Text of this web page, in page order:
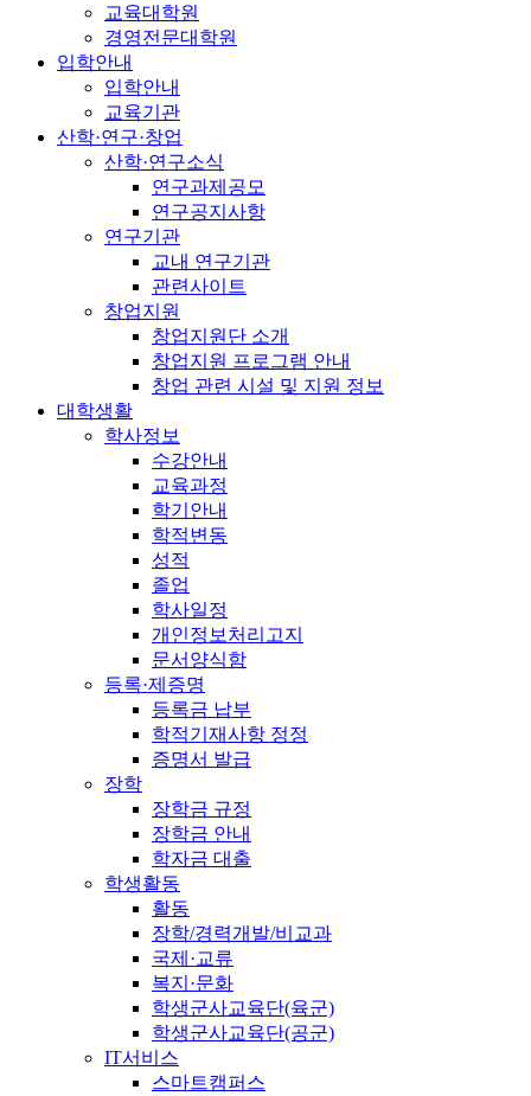
교육대학원
경영전문대학원
입학안내
입학안내
교육기관
산학·연구·창업
산학·연구소식
연구과제공모
연구공지사항
연구기관
교내 연구기관
관련사이트
창업지원
창업지원단 소개
창업지원 프로그램 안내
창업 관련 시설 및 지원 정보
대학생활
학사정보
수강안내
교육과정
학기안내
학적변동
성적
졸업
학사일정
개인정보처리고지
문서양식함
등록·제증명
등록금 납부
학적기재사항 정정
증명서 발급
장학
장학금 규정
장학금 안내
학자금 대출
학생활동
활동
장학/경력개발/비교과
국제·교류
복지·문화
학생군사교육단(육군)
학생군사교육단(공군)
IT서비스
스마트캠퍼스